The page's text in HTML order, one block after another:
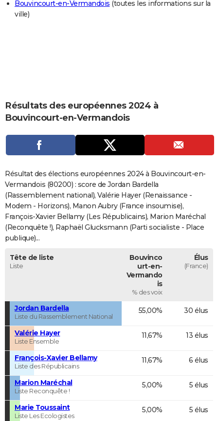
Destinations
City break
Voyage nature
Voyage de noces
Forum
Climat
PHOTO
Dictionnaire
Biographies
Citations
Expressions
Proverbes
PROGRAMME TV
Se connecter
Entreprises
Service militaire
Avis de recherche
AVIS DE DÉCÈS
FORUM
Bricolage
Lifestyle
Culture
Sport
Auto
Television
Voyage
Cinema
Bouvincourt-en-Vermandois (toutes les informations sur la
ville)
Résultats des européennes 2024 à
Bouvincourt-en-Vermandois
Résultat des élections européennes 2024 à Bouvincourt-en-
Vermandois (80200) : score de Jordan Bardella
(Rassemblement national), Valérie Hayer (Renaissance -
Modem - Horizons), Manon Aubry (France insoumise),
François-Xavier Bellamy (Les Républicains), Marion Maréchal
(Reconquête !), Raphaël Glucksmann (Parti socialiste - Place
publique)...
Tête de liste
Liste
Bouvinco
urt-en-
Vermando
is
% des voix
Élus
(France)
Jordan Bardella
Liste du Rassemblement National
55,00% 30 élus
Valérie Hayer
Liste Ensemble
11,67% 13 élus
François-Xavier Bellamy
Liste des Républicains
11,67% 6 élus
Marion Maréchal
Liste Reconquête !
5,00% 5 élus
Marie Toussaint
Liste Les Ecologistes
5,00% 5 élus